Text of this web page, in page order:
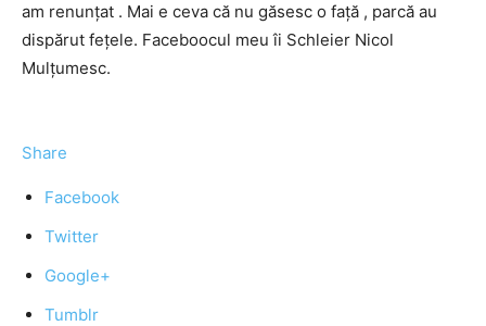
am renunțat . Mai e ceva că nu găsesc o față , parcă au
dispărut fețele. Faceboocul meu îi Schleier Nicol
Mulțumesc.
Share
Facebook
Twitter
Google+
Tumblr